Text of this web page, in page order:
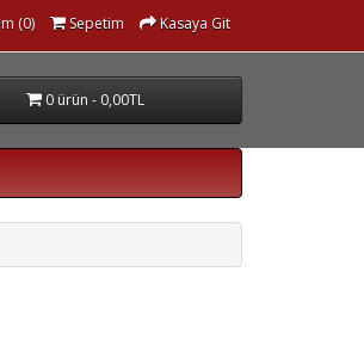
(0) Sepetim Kasaya Git
0 ürün - 0,00TL